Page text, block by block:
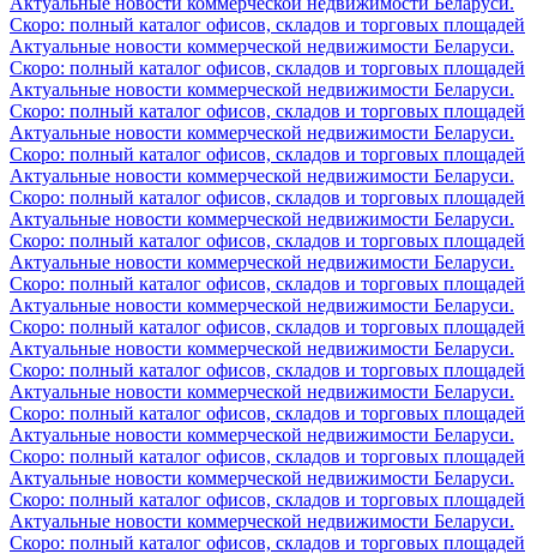
Скоро: полный каталог офисов, складов и торговых площадей
Актуальные новости коммерческой недвижимости Беларуси.
Скоро: полный каталог офисов, складов и торговых площадей
Актуальные новости коммерческой недвижимости Беларуси.
Скоро: полный каталог офисов, складов и торговых площадей
Актуальные новости коммерческой недвижимости Беларуси.
Скоро: полный каталог офисов, складов и торговых площадей
Актуальные новости коммерческой недвижимости Беларуси.
Скоро: полный каталог офисов, складов и торговых площадей
Актуальные новости коммерческой недвижимости Беларуси.
Скоро: полный каталог офисов, складов и торговых площадей
Актуальные новости коммерческой недвижимости Беларуси.
Скоро: полный каталог офисов, складов и торговых площадей
Актуальные новости коммерческой недвижимости Беларуси.
Скоро: полный каталог офисов, складов и торговых площадей
Актуальные новости коммерческой недвижимости Беларуси.
Скоро: полный каталог офисов, складов и торговых площадей
Актуальные новости коммерческой недвижимости Беларуси.
Скоро: полный каталог офисов, складов и торговых площадей
Актуальные новости коммерческой недвижимости Беларуси.
Скоро: полный каталог офисов, складов и торговых площадей
Актуальные новости коммерческой недвижимости Беларуси.
Скоро: полный каталог офисов, складов и торговых площадей
Актуальные новости коммерческой недвижимости Беларуси.
Скоро: полный каталог офисов, складов и торговых площадей